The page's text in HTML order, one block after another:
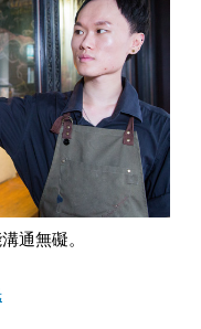
通無礙。